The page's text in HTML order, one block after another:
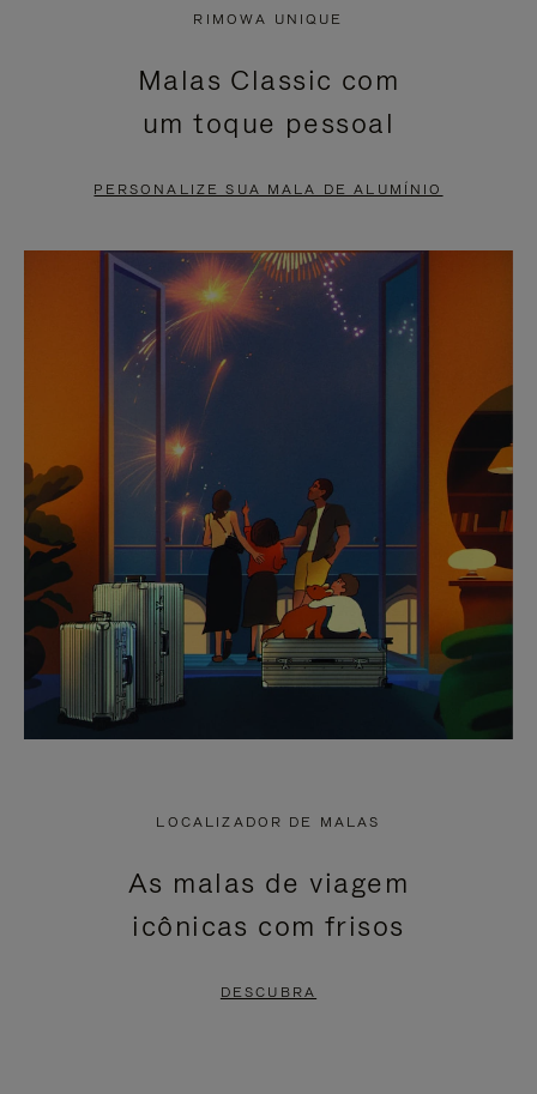
PAUSADO,
PRESSIONE
PARA
LO
SOM.
POR
FAVOR,
PARA
ATIVÁ-
LO
RIMOWA UNIQUE
Malas Classic com
um toque pessoal
PERSONALIZE SUA MALA DE ALUMÍNIO
LOCALIZADOR DE MALAS
As malas de viagem
icônicas com frisos
DESCUBRA